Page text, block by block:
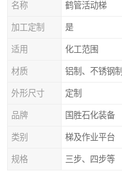
名称 鹤管活动梯
加工定制 是
适用 化工范围
材质 铝制、不锈钢制
外形尺寸 定制
品牌 国胜石化装备
类别 梯及作业平台
规格 三步、四步等